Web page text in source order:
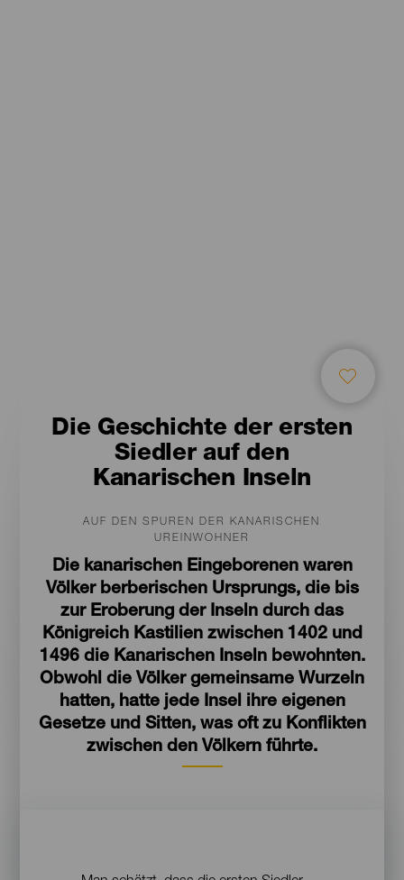
Die Geschichte der ersten
Siedler auf den
Kanarischen Inseln
AUF DEN SPUREN DER KANARISCHEN
UREINWOHNER
Die kanarischen Eingeborenen waren
Völker berberischen Ursprungs, die bis
zur Eroberung der Inseln durch das
Königreich Kastilien zwischen 1402 und
1496 die Kanarischen Inseln bewohnten.
Obwohl die Völker gemeinsame Wurzeln
hatten, hatte jede Insel ihre eigenen
Gesetze und Sitten, was oft zu Konflikten
zwischen den Völkern führte.